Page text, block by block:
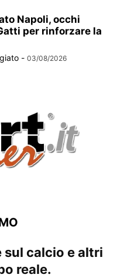
Napoli, occhi
per rinforzare la
- 03/08/2026
sul calcio e altri
reale.